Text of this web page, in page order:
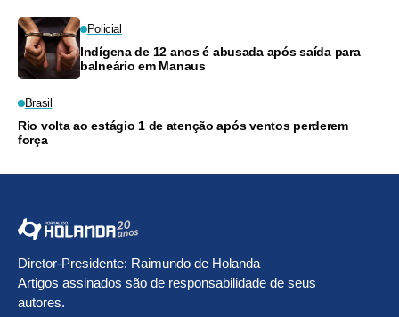
Policial
Indígena de 12 anos é abusada após saída para
balneário em Manaus
Brasil
Rio volta ao estágio 1 de atenção após ventos perderem
força
Diretor-Presidente: Raimundo de Holanda
Artigos assinados são de responsabilidade de seus
autores.